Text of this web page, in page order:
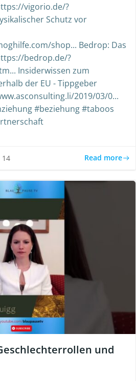
vigorio.de/?
Schutz vor
shop... Bedrop: Das
bedrop.de/?
Insiderwissen zum
der EU - Tippgeber
2019/03/0...
#beziehung #taboos
14 Read more
und